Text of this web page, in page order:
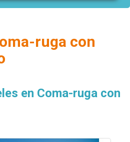
ruga con
en Coma-ruga con